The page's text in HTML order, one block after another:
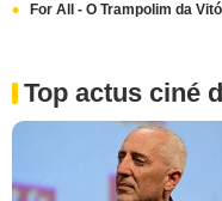
For All - O Trampolim da
Top actus ciné